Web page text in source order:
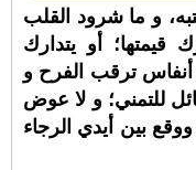
و ما شرود القلب
قيمتها؛ أو يتدارك
ترقب الفرح و
للتمني؛ و لا عوض
بين أيدي الرجاء